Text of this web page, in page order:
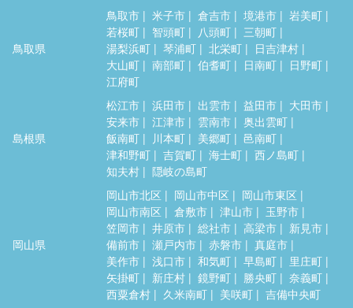
鳥取県
鳥取市 米子市 倉吉市 境港市
岩美町
若桜町
智頭町 八頭町
三朝町
湯梨浜町
琴浦町 北栄町
日吉津村
大山町
南部町 伯耆町 日南町
日野町
江府町
島根県
松江市 浜田市 出雲市 益田市
大田市
安来市
江津市 雲南市
奥出雲町
飯南町
川本町 美郷町
邑南町
津和野町
吉賀町 海士町
西ノ島町
知夫村
隠岐の島町
岡山県
岡山市北区 岡山市中区
岡山市東区
岡山市南区
倉敷市 津山市
玉野市
笠岡市
井原市 総社市 高梁市
新見市
備前市
瀬戸内市 赤磐市
真庭市
美作市
浅口市 和気町 早島町
里庄町
矢掛町
新庄村 鏡野町 勝央町
奈義町
西粟倉村
久米南町 美咲町 吉備中央町